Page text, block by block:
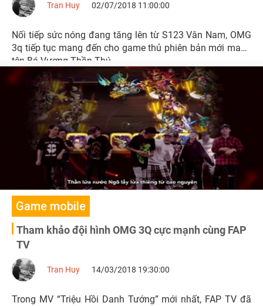
Tran Huy 02/07/2018 11:00:00
Nối tiếp sức nóng đang tăng lên từ S123 Vân Nam, OMG
3q tiếp tục mang đến cho game thủ phiên bản mới mang
tên Bá Vương Thần Thú.
Game mobile
Tham khảo đội hình OMG 3Q cực mạnh cùng FAP
TV
Tran Huy 14/03/2018 19:30:00
Trong MV “Triệu Hồi Danh Tướng” mới nhất, FAP TV đã